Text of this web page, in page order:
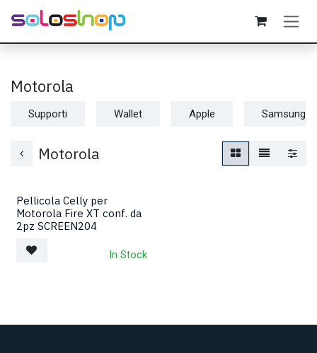
Passa al contenuto
Motorola
Supporti Wallet Apple Samsung
Motorola
Pellicola Celly per
Motorola Fire XT conf. da
2pz SCREEN204
In Stock